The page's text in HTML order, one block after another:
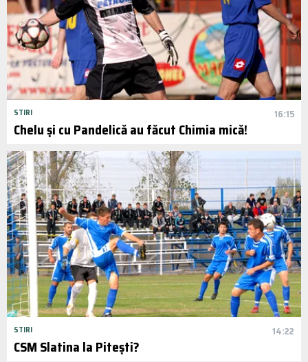
STIRI 16:15
Chelu și cu Pandelică au făcut Chimia mică!
STIRI 14:22
CSM Slatina la Pitești?